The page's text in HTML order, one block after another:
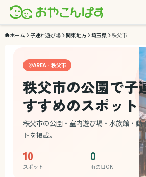
ホーム 子連れ遊び場 関東地方 埼玉県 秩父市
AREA · 秩父市
秩父市の公園で子
すすめのスポット
秩父市の公園・室内遊び場・水族館・動
トを掲載。
10
スポット
0
雨の日OK